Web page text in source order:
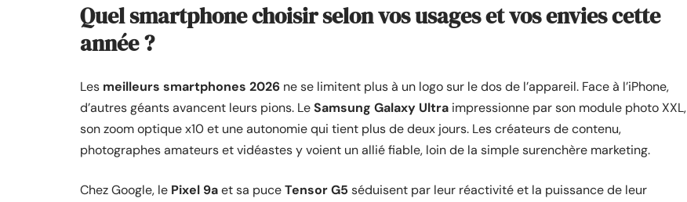
Quel smartphone choisir selon vos usages et vos envies cette
année ?
Les meilleurs smartphones 2026 ne se limitent plus à un logo sur le dos de l’appareil. Face à l’iPhone,
d’autres géants avancent leurs pions. LeSamsung Galaxy Ultra impressionne par son module photo XXL,
son zoom optique x10 et une autonomie qui tient plus de deux jours. Les créateurs de contenu,
photographes amateurs et vidéastes y voient un allié fiable, loin de la simple surenchère marketing.
Chez Google, le Pixel 9aet sa puceTensor G5 séduisent par leur réactivité et la puissance de leur